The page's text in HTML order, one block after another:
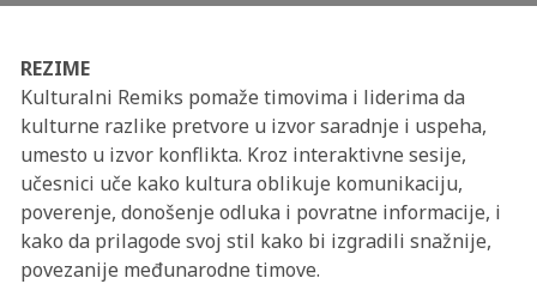
REZIME
Kulturalni Remiks pomaže timovima i liderima da
kulturne razlike pretvore u izvor saradnje i uspeha,
umesto u izvor konflikta. Kroz interaktivne sesije,
učesnici uče kako kultura oblikuje komunikaciju,
poverenje, donošenje odluka i povratne informacije, i
kako da prilagode svoj stil kako bi izgradili snažnije,
povezanije međunarodne timove.